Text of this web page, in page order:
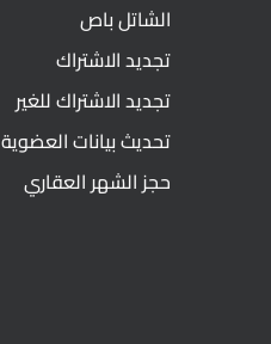
الشاتل باص
تجديد الاشتراك
تجديد الاشتراك للغير
تحديث بيانات العضوية
حجز الشهر العقاري